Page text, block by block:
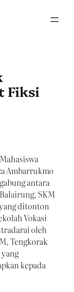
Fiksi
Ambarrukmo
antara
SKM
ditonton
Vokasi
oleh
Tengkorak
kepada